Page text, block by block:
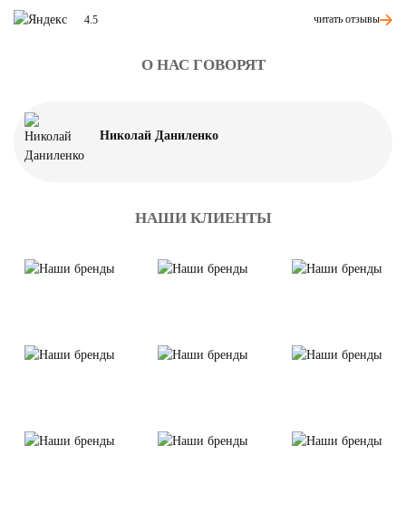
4.5 читать отзывы
О НАС ГОВОРЯТ
Николай Даниленко
НАШИ КЛИЕНТЫ